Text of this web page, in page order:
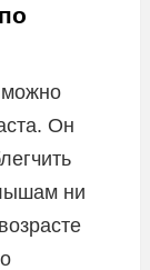
можно
Он
ни